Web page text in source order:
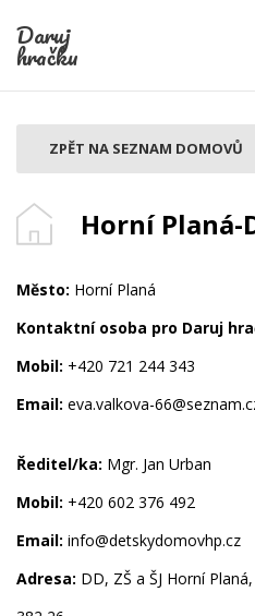
Daruj
hračku
Horní Planá-
ZPĚT NA SEZNAM DOMOVŮ
Město: Horní Planá
Kontaktní osoba pro Daruj
Mobil: +420 721 244 343
Email: eva.valkova-
Ředitel/ka: Mgr. Jan Urban
Mobil: +420 602 376 492
Email: info@detskydomovhp.cz
Adresa: DD, ZŠ a ŠJ Horní